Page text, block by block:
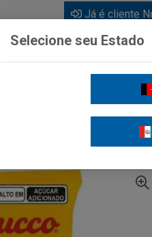
Já é cliente
BOLINHO BAUDUCCO DUPLO
Selecione seu Estado